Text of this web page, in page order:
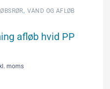
, VAND OG AFLØB
afløb hvid PP
moms